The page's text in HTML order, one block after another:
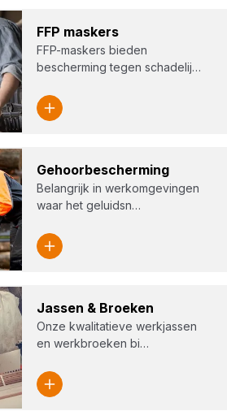
FFP mas­kers
FFP-maskers bieden
bescherming tegen schadelij…
Gehoor­be­scher­ming
Belangrijk in werkomgevingen
waar het geluidsn…
Jas­sen & Broe­ken
Onze kwalitatieve werkjassen
en werkbroeken bi…